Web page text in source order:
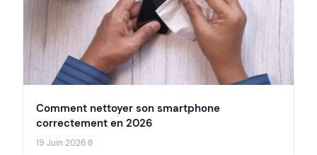
Comment nettoyer son smartphone
correctement en 2026
19 Juin 2026·8